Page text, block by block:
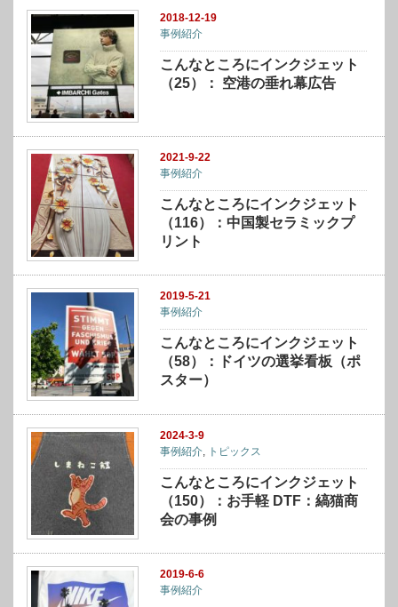
2018-12-19
事例紹介
こんなところにインクジェット
（25）： 空港の垂れ幕広告
2021-9-22
事例紹介
こんなところにインクジェット
（116）：中国製セラミックプ
リント
2019-5-21
事例紹介
こんなところにインクジェット
（58）：ドイツの選挙看板（ポ
スター）
2024-3-9
事例紹介
トピックス
こんなところにインクジェット
（150）：お手軽 DTF：縞猫商
会の事例
2019-6-6
事例紹介